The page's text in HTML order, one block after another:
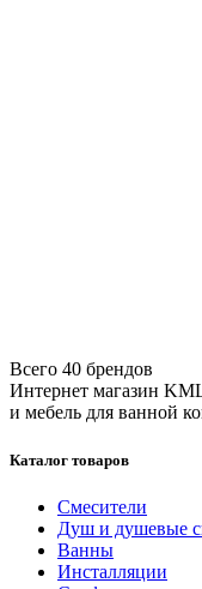
Всего 40 брендов
Интернет магазин
и мебель для ванной
Каталог товаров
Смесители
Душ и душевые
Ванны
Инсталляции